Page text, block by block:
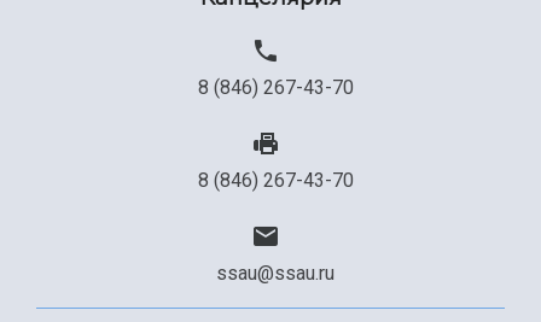
8 (846) 267-43-70
8 (846) 267-43-70
ssau@ssau.ru